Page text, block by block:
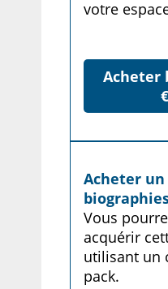
votre
Acheter
Acheter un
Vous
acquérir
utilisant un
pack.